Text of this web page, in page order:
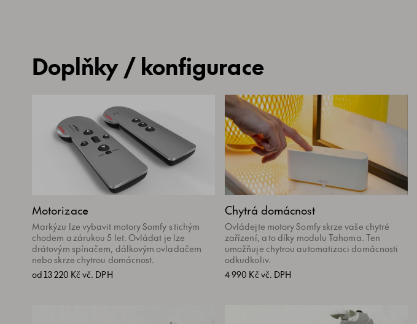
Doplňky / konfigurace
Motorizace
Markýzu lze vybavit motory Somfy s tichým
chodem a zárukou 5 let. Ovládat je lze
drátovým spínačem, dálkovým ovladačem
nebo skrze chytrou domácnost.
od 13 220 Kč vč. DPH
Chytrá domácnost
Ovládejte motory Somfy skrze vaše chytré
zařízení, a to díky modulu Tahoma. Ten
umožňuje chytrou automatizaci domácnosti
odkudkoliv.
4 990 Kč vč. DPH